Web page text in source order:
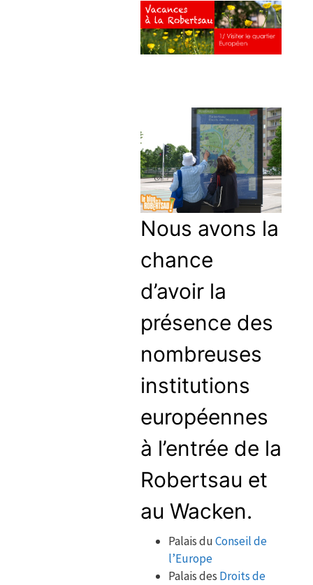
Nous avons la
chance
d’avoir la
présence des
nombreuses
institutions
européennes
à l’entrée de la
Robertsau et
au Wacken.
Palais duConseil de
l’Europe
Palais des Droits de